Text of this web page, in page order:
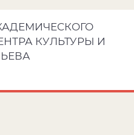
КУЛЬТУРЫ И